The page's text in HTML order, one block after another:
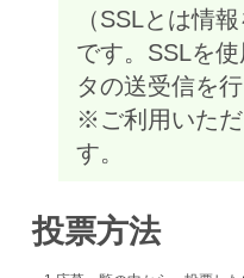
（SSLとは情
です。SSLを
タの送受信を
※ご利用いた
す。
投票方法